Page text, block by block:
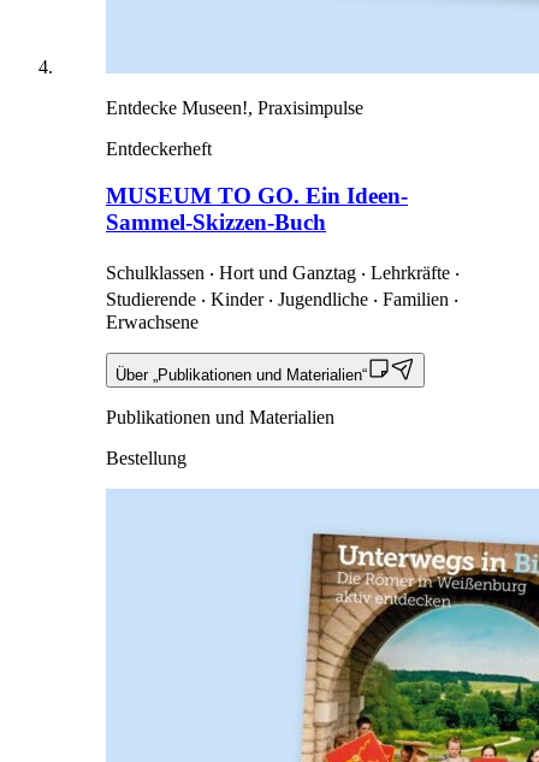
Entdecke Museen!, Praxisimpulse
Entdeckerheft
MUSEUM TO GO. Ein Ideen-
Sammel-Skizzen-Buch
Schulklassen ‧ Hort und Ganztag ‧ Lehrkräfte ‧
Studierende ‧ Kinder ‧ Jugendliche ‧ Familien ‧
Erwachsene
Über „Publikationen und Materialien“
Publikationen und Materialien
Bestellung